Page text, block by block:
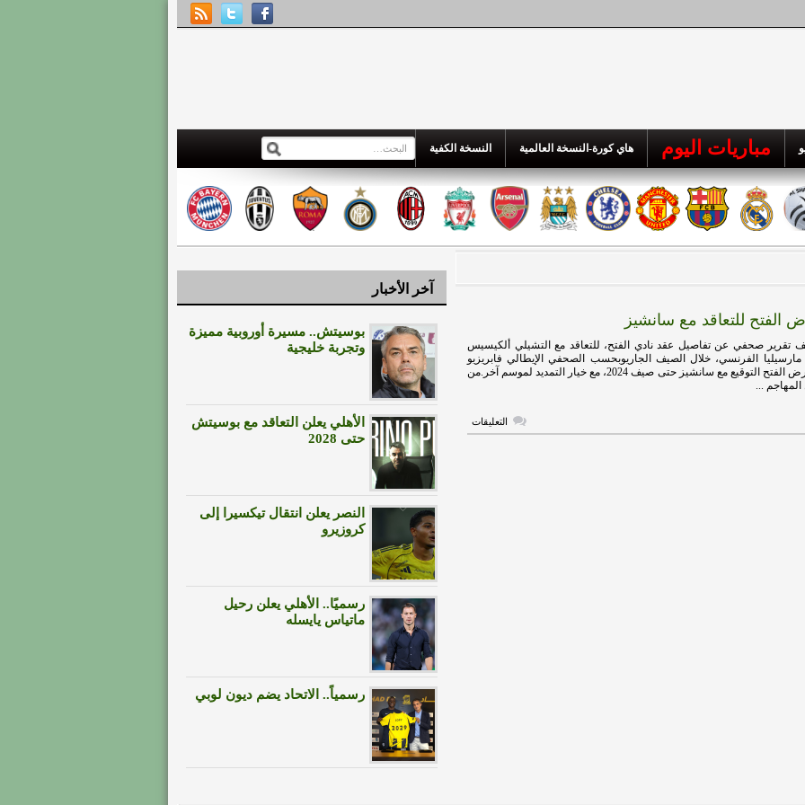
مباريات اليوم هاي كورة-النسخة العالمية النسخة الكفية
الفتح للتعاقد مع سانشيز
صحفي عن تفاصيل عقد نادي الفتح، للتعاقد مع التشيلي ألكيسيس
الفرنسي، خلال الصيف الجاريوبحسب الصحفي الإيطالي فابريزيو
رومانو، تضمن عرض الفتح التوقيع مع سانشيز حتى صيف 2024، مع خيار التمديد لموسم آخر.من
...
التعليقاتعلى
تفاصيل
آخر الأخبار
بوسيتش.. مسيرة أوروبية مميزة
وتجربة خليجية
الأهلي يعلن التعاقد مع بوسيتش
حتى 2028
النصر يعلن انتقال تيكسيرا إلى
كروزيرو
رسميًا.. الأهلي يعلن رحيل
ماتياس يايسله
رسمياً.. الاتحاد يضم ديون لوبي